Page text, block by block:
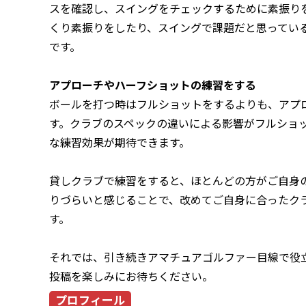
スを確認し、スイングをチェックするために素振
くり素振りをしたり、スイングで課題だと思って
です。
アプローチやハーフショットの練習をする
ボールを打つ時はフルショットをするよりも、ア
す。クラブのスペックの違いによる影響がフルシ
な練習効果が期待できます。
貸しクラブで練習をすると、ほとんどの方がご自
りづらいと感じることで、改めてご自身に合った
す。
それでは、引き続きアマチュアゴルファー目線で
投稿を楽しみにお待ちください。
プロフィール